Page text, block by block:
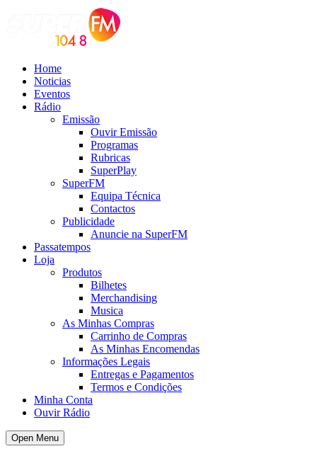
Home
Noticias
Eventos
Rádio
Emissão
Ouvir Emissão
Programas
Rubricas
SuperPlay
SuperFM
Equipa Técnica
Contactos
Publicidade
Anuncie na SuperFM
Passatempos
Loja
Produtos
Bilhetes
Merchandising
Musica
As Minhas Compras
Carrinho de Compras
As Minhas Encomendas
Informações Legais
Entregas e Pagamentos
Termos e Condições
Minha Conta
Ouvir Rádio
Open Menu